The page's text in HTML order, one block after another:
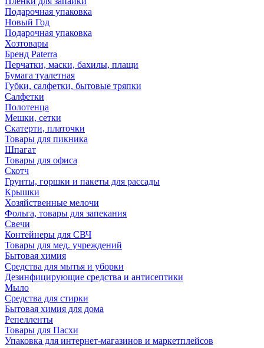
Подарочная упаковка
Новый Год
Подарочная упаковка
Хозтовары
Бренд Paterra
Перчатки, маски, бахилы, плащи
Бумага туалетная
Губки, салфетки, бытовые тряпки
Салфетки
Полотенца
Мешки, сетки
Скатерти, платочки
Товары для пикника
Шпагат
Товары для офиса
Скотч
Грунты, горшки и пакеты для рассады
Крышки
Хозяйственные мелочи
Фольга, товары для запекания
Свечи
Контейнеры для СВЧ
Товары для мед. учреждений
Бытовая химия
Средства для мытья и уборки
Дезинфицирующие средства и антисептики
Мыло
Средства для стирки
Бытовая химия для дома
Репелленты
Товары для Пасхи
Упаковка для интернет-магазинов и маркетплейсов